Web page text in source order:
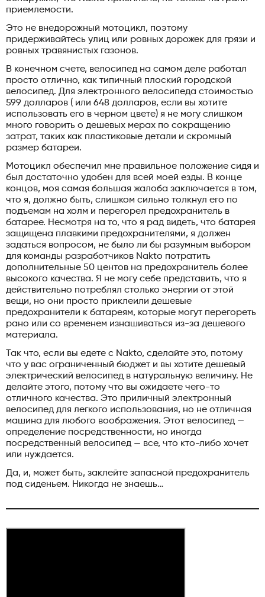
приемлемости.
Это не внедорожный мотоцикл, поэтому
придерживайтесь улиц или ровных дорожек для грязи и
ровных травянистых газонов.
В конечном счете, велосипед на самом деле работал
просто отлично, как типичный плоский городской
велосипед. Для электронного велосипеда стоимостью
599 долларов ( или 648 долларов, если вы хотите
использовать его в черном цвете) я не могу слишком
много говорить о дешевых мерах по сокращению
затрат, таких как пластиковые детали и скромный
размер батареи.
Мотоцикл обеспечил мне правильное положение сидя и
был достаточно удобен для всей моей езды. В конце
концов, моя самая большая жалоба заключается в том,
что я, должно быть, слишком сильно толкнул его по
подъемам на холм и перегорел предохранитель в
батарее. Несмотря на то, что я рад видеть, что батарея
защищена плавкими предохранителями, я должен
задаться вопросом, не было ли бы разумным выбором
для команды разработчиков Nakto потратить
дополнительные 50 центов на предохранитель более
высокого качества. Я не могу себе представить, что я
действительно потреблял столько энергии от этой
вещи, но они просто приклеили дешевые
предохранители к батареям, которые могут перегореть
рано или со временем изнашиваться из-за дешевого
материала.
Так что, если вы едете с Nakto, сделайте это, потому
что у вас ограниченный бюджет и вы хотите дешевый
электрический велосипед в натуральную величину. Не
делайте этого, потому что вы ожидаете чего-то
отличного качества. Это приличный электронный
велосипед для легкого использования, но не отличная
машина для любого воображения. Этот велосипед —
определение посредственности, но иногда
посредственный велосипед — все, что кто-либо хочет
или нуждается.
Да, и, может быть, заклейте запасной предохранитель
под сиденьем. Никогда не знаешь…